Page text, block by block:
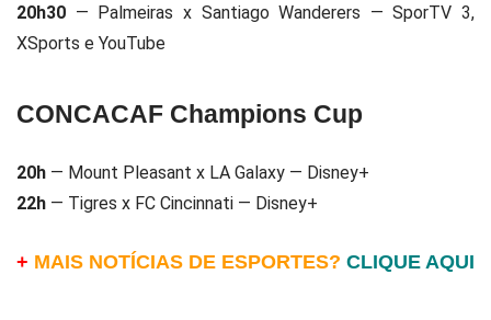
20h30 — Palmeiras x Santiago Wanderers — SporTV 3,
XSports e YouTube
CONCACAF Champions Cup
20h — Mount Pleasant x LA Galaxy — Disney+
22h — Tigres x FC Cincinnati — Disney+
+ MAIS NOTÍCIAS DE ESPORTES? CLIQUE AQUI